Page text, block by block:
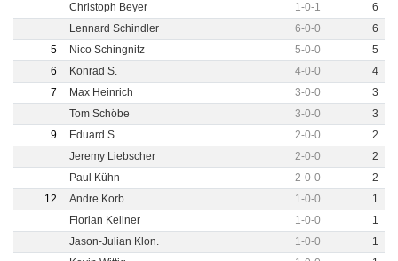
Christoph Beyer
1-0-1
6
Lennard Schindler
6-0-0
6
5
Nico Schingnitz 5-0-0
5
6
Konrad S. 4-0-0
4
7
Max Heinrich 3-0-0
3
Tom Schöbe
3-0-0
3
9
Eduard S. 2-0-0
2
Jeremy Liebscher
2-0-0
2
Paul Kühn
2-0-0
2
12
Andre Korb 1-0-0
1
Florian Kellner
1-0-0
1
Jason-Julian Klon.
1-0-0
1